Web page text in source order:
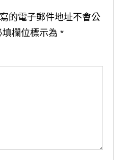
的電子郵件地址不會公
填欄位標示為 *